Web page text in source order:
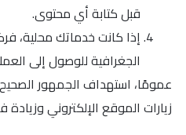
قبل كتابة أي محتوى.
إذا كانت خدماتك محلية،
الجغرافية للوصول إلى
عمومًا، استهداف الجمهور
زيارات الموقع الإلكتروني